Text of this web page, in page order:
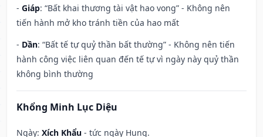
- Giáp: “Bất khai thương tài vật hao vong” - Không nên
tiến hành mở kho tránh tiền của hao mất
- Dần: “Bất tế tự quỷ thần bất thường” - Không nên tiến
hành công việc liên quan đến tế tự vì ngày này quỷ thần
không bình thường
Khổng Minh Lục Diệu
Ngày: Xích Khẩu - tức ngày Hung.